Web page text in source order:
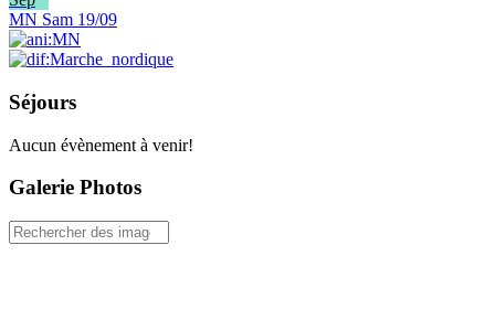
MN Sam 19/09
Séjours
Aucun évènement à venir!
Galerie Photos